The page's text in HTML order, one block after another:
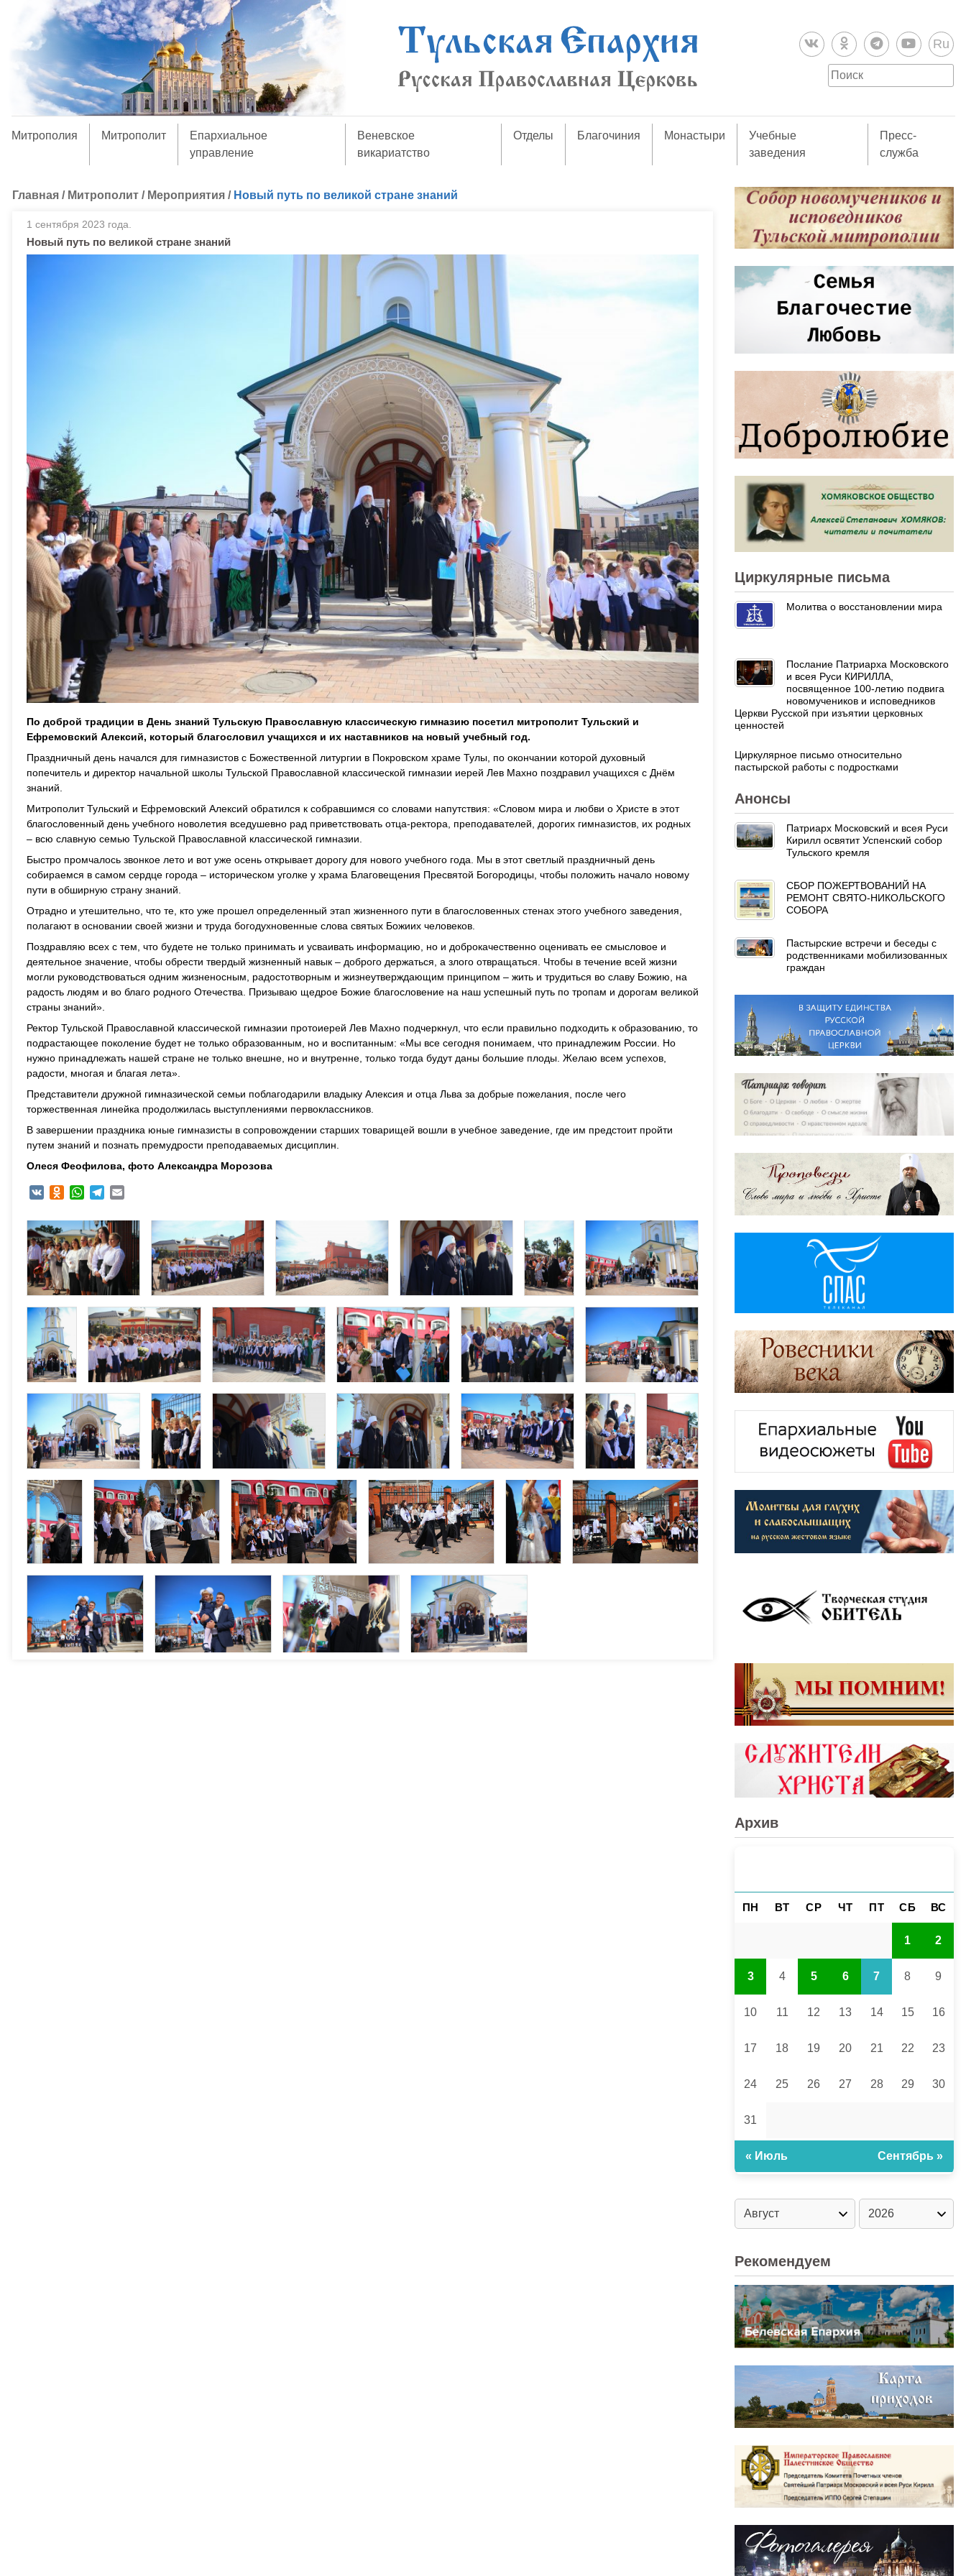
Ru
Митрополия Митрополит
Епархиальное
управление
Веневское
викариатство
Отделы Благочиния Монастыри
Учебные
заведения
Пресс-
служба
Главная / Митрополит / Мероприятия / Новый путь по великой стране знаний
1 сентября 2023 года.
Новый путь по великой стране знаний
По доброй традиции в День знаний Тульскую Православную классическую гимназию посетил митрополит Тульский и
Ефремовский Алексий, который благословил учащихся и их наставников на новый учебный год.
Праздничный день начался для гимназистов с Божественной литургии в Покровском храме Тулы, по окончании которой духовный
попечитель и директор начальной школы Тульской Православной классической гимназии иерей Лев Махно поздравил учащихся с Днём
знаний.
Митрополит Тульский и Ефремовский Алексий обратился к собравшимся со словами напутствия: «Словом мира и любви о Христе в этот
благословенный день учебного новолетия вседушевно рад приветствовать отца-ректора, преподавателей, дорогих гимназистов, их родных
– всю славную семью Тульской Православной классической гимназии.
Быстро промчалось звонкое лето и вот уже осень открывает дорогу для нового учебного года. Мы в этот светлый праздничный день
собираемся в самом сердце города – историческом уголке у храма Благовещения Пресвятой Богородицы, чтобы положить начало новому
пути в обширную страну знаний.
Отрадно и утешительно, что те, кто уже прошел определенный этап жизненного пути в благословенных стенах этого учебного заведения,
полагают в основании своей жизни и труда богодухновенные слова святых Божиих человеков.
Поздравляю всех с тем, что будете не только принимать и усваивать информацию, но и доброкачественно оценивать ее смысловое и
деятельное значение, чтобы обрести твердый жизненный навык – доброго держаться, а злого отвращаться. Чтобы в течение всей жизни
могли руководствоваться одним жизненосным, радостотворным и жизнеутверждающим принципом – жить и трудиться во славу Божию, на
радость людям и во благо родного Отечества. Призываю щедрое Божие благословение на наш успешный путь по тропам и дорогам великой
страны знаний».
Ректор Тульской Православной классической гимназии протоиерей Лев Махно подчеркнул, что если правильно подходить к образованию, то
подрастающее поколение будет не только образованным, но и воспитанным: «Мы все сегодня понимаем, что принадлежим России. Но
нужно принадлежать нашей стране не только внешне, но и внутренне, только тогда будут даны большие плоды. Желаю всем успехов,
радости, многая и благая лета».
Представители дружной гимназической семьи поблагодарили владыку Алексия и отца Льва за добрые пожелания, после чего
торжественная линейка продолжилась выступлениями первоклассников.
В завершении праздника юные гимназисты в сопровождении старших товарищей вошли в учебное заведение, где им предстоит пройти
путем знаний и познать премудрости преподаваемых дисциплин.
Олеся Феофилова, фото Александра Морозова
VK Odnoklassniki
WhatsAppTelegram
Циркулярные письма
Молитва о восстановлении мира
Послание Патриарха Московского
и всея Руси КИРИЛЛА,
посвященное 100-летию подвига
новомучеников и исповедников
Церкви Русской при изъятии церковных
ценностей
Циркулярное письмо относительно
пастырской работы с подростками
Анонсы
Патриарх Московский и всея Руси
Кирилл освятит Успенский собор
Тульского кремля
СБОР ПОЖЕРТВОВАНИЙ НА
РЕМОНТ СВЯТО-НИКОЛЬСКОГО
СОБОРА
Пастырские встречи и беседы с
родственниками мобилизованных
граждан
Архив
ПН ВТ СР ЧТ ПТ СБ ВС
1 2
3 4 5 6 7 8 9
10 11 12 13 14 15 16
17 18 19 20 21 22 23
24 25 26 27 28 29 30
31
« Июль Сентябрь »
Рекомендуем